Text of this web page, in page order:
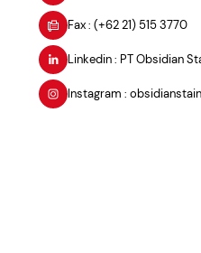
process.
Fax : (+62 21) 515 3770
Linkedin : PT Obsidian
Instagram :